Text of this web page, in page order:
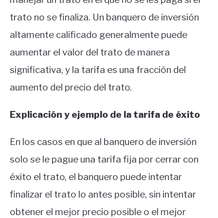
trato no se finaliza. Un banquero de inversión
altamente calificado generalmente puede
aumentar el valor del trato de manera
significativa, y la tarifa es una fracción del
aumento del precio del trato.
Explicación y ejemplo de la tarifa de éxito
En los casos en que al banquero de inversión
solo se le pague una tarifa fija por cerrar con
éxito el trato, el banquero puede intentar
finalizar el trato lo antes posible, sin intentar
obtener el mejor precio posible o el mejor